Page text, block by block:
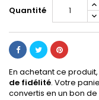
Quantité
En achetant ce
de fidélité. Votre
convertis en un bon